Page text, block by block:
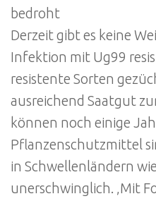
bedroht
Derzeit gibt es keine
Infektion mit Ug99
resistente Sorten
ausreichend Saatgut
können noch einige
Pflanzenschutzmittel
in Schwellenländern
unerschwinglich. ‚Mit